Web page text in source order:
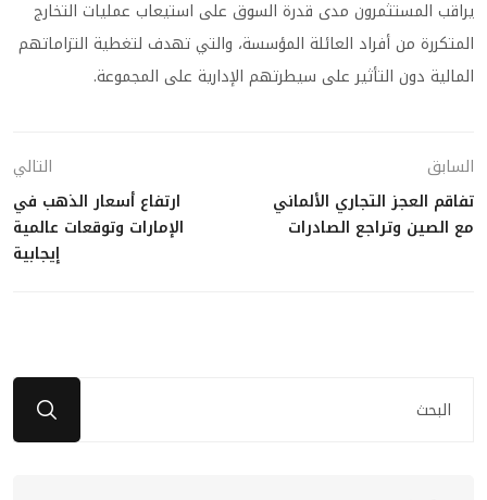
يراقب المستثمرون مدى قدرة السوق على استيعاب عمليات التخارج
المتكررة من أفراد العائلة المؤسسة، والتي تهدف لتغطية التزاماتهم
المالية دون التأثير على سيطرتهم الإدارية على المجموعة.
السابق
تفاقم العجز التجاري الألماني
مع الصين وتراجع الصادرات
التالي
ارتفاع أسعار الذهب في
الإمارات وتوقعات عالمية
إيجابية